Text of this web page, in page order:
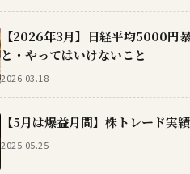
【2026年3月】日経平均5000円
と・やってはいけないこと
2026.03.18
【5月は爆益月間】株トレード実績
2025.05.25